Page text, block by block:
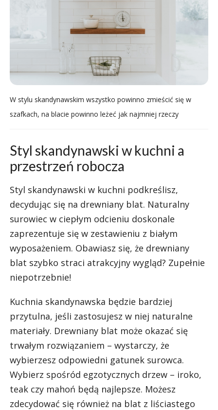
W stylu skandynawskim wszystko powinno zmieścić się w
szafkach, na blacie powinno leżeć jak najmniej rzeczy
Styl skandynawski w kuchni a
przestrzeń robocza
Styl skandynawski w kuchni podkreślisz,
decydując się na drewniany blat. Naturalny
surowiec w ciepłym odcieniu doskonale
zaprezentuje się w zestawieniu z białym
wyposażeniem. Obawiasz się, że drewniany
blat szybko straci atrakcyjny wygląd? Zupełnie
niepotrzebnie!
Kuchnia skandynawska będzie bardziej
przytulna, jeśli zastosujesz w niej naturalne
materiały. Drewniany blat może okazać się
trwałym rozwiązaniem – wystarczy, że
wybierzesz odpowiedni gatunek surowca.
Wybierz spośród egzotycznych drzew – iroko,
teak czy mahoń będą najlepsze. Możesz
zdecydować się również na blat z liściastego